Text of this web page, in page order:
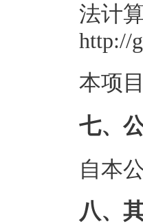
法计
http://
本项
七、
自本
八、